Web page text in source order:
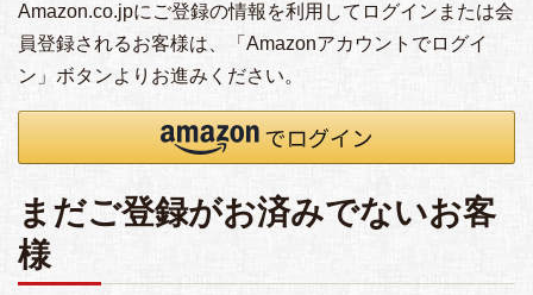
Amazon.co.jpにご登録の情報を利用してログインまたは会
員登録されるお客様は、「Amazonアカウントでログイ
ン」ボタンよりお進みください。
まだご登録がお済みでないお客
様